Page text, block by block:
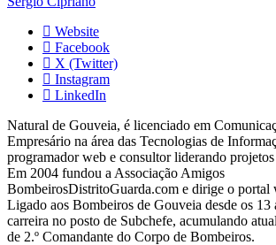
Website
Facebook
X (Twitter)
Instagram
LinkedIn
Natural de Gouveia, é licenciado em
Empresário na área das Tecnologias de
programador web e consultor liderando
Em 2004 fundou a Associação Amigos
BombeirosDistritoGuarda.com e dirige o portal
Ligado aos Bombeiros de Gouveia desde os 13
carreira no posto de Subchefe, acumulando
de 2.º Comandante do Corpo de Bombeiros.